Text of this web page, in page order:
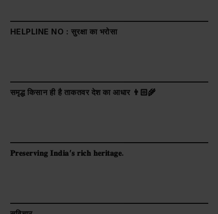
HELPLINE NO : सुरक्षा का भरोसा
समृद्ध किसान ही है ताकतवर देश का आधार 👨🏻‍🌾
𝐏𝐫𝐞𝐬𝐞𝐫𝐯𝐢𝐧𝐠 𝐈𝐧𝐝𝐢𝐚’𝐬 𝐫𝐢𝐜𝐡 𝐡𝐞𝐫𝐢𝐭𝐚𝐠𝐞.